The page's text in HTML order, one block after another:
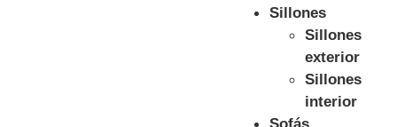
Sillones
Sillones
exterior
Sillones
interior